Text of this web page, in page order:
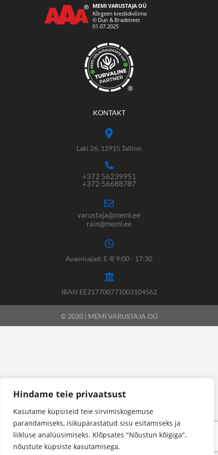
Hindame teie privaatsust
Kasutame küpsiseid teie sirvimiskogemuse
parandamiseks, isikupärastatud sisu esitamiseks ja
liikluse analüüsimiseks. Klõpsates "Nõustun kõigiga",
nõustute küpsiste kasutamisega.
®
KONTAKT
Laki 26, 12915 Tallinn
+372 56239951
+372 56688787
varustaja@memi.ee
rain@memi.ee
Avamisajad: E-R 9:00 - 17:30
IBAN EE217700771003104562
© 2020 | MEMI VARUSTAJA OÜ